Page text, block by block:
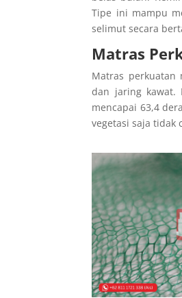
Tipe ini mampu
selimut secara
Matras
Matras perkuatan
dan jaring kawat.
mencapai 63,4
vegetasi saja tidak